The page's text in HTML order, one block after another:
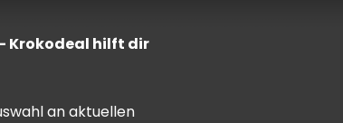
Krokodeal hilft dir
an aktuellen